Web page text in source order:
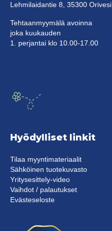
Lehmilaidantie 8, 35300 Orivesi
Tehtaanmyymälä avoinna
joka kuukauden
1. perjantai klo 10.00-17.00
Hyödylliset linkit
Tilaa myyntimateriaalit
Sähköinen tuotekuvasto
Yritysesittely-video
Vaihdot / palautukset
Evästeseloste